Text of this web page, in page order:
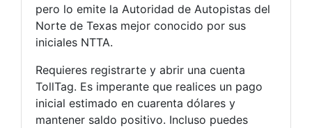
pero lo emite la Autoridad de Autopistas del
Norte de Texas mejor conocido por sus
iniciales NTTA.
Requieres registrarte y abrir una cuenta
TollTag. Es imperante que realices un pago
inicial estimado en cuarenta dólares y
mantener saldo positivo. Incluso puedes